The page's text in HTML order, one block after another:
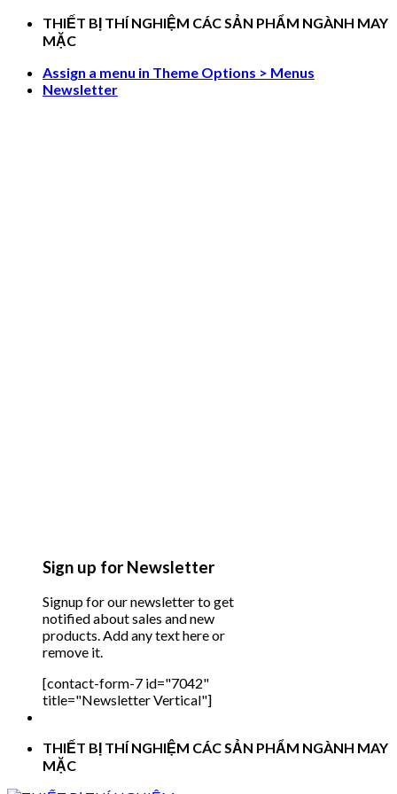
Skip
THIẾT BỊ THÍ NGHIỆM CÁC SẢN PHẨM NGÀNH MAY
MẶC
Assign a menu in Theme Options > Menus
Newsletter
Sign up for Newsletter
Signup for our newsletter to get
notified about sales and new
products. Add any text here or
remove it.
[contact-form-7 id="7042"
title="Newsletter Vertical"]
THIẾT BỊ THÍ NGHIỆM CÁC SẢN PHẨM NGÀNH MAY
MẶC